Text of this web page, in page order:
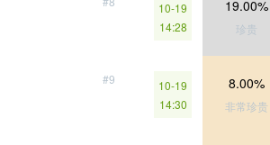
10-19
14:28
19.00%
珍贵
#9
10-19
14:30
8.00%
非常珍贵